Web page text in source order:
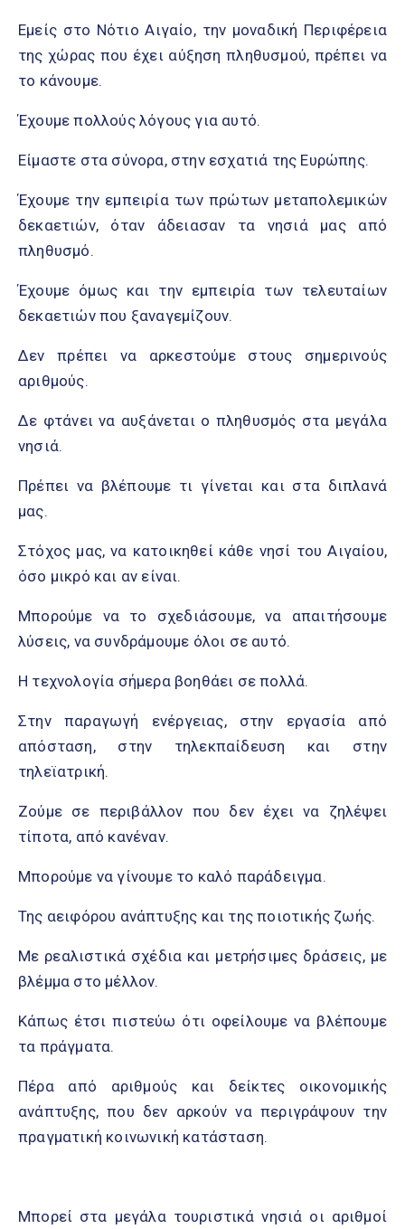
Εμείς στο Νότιο Αιγαίο, την μοναδική Περιφέρεια
της χώρας που έχει αύξηση πληθυσμού, πρέπει να
το κάνουμε.
Έχουμε πολλούς λόγους για αυτό.
Είμαστε στα σύνορα, στην εσχατιά της Ευρώπης.
Έχουμε την εμπειρία των πρώτων μεταπολεμικών
δεκαετιών, όταν άδειασαν τα νησιά μας από
πληθυσμό.
Έχουμε όμως και την εμπειρία των τελευταίων
δεκαετιών που ξαναγεμίζουν.
Δεν πρέπει να αρκεστούμε στους σημερινούς
αριθμούς.
Δε φτάνει να αυξάνεται ο πληθυσμός στα μεγάλα
νησιά.
Πρέπει να βλέπουμε τι γίνεται και στα διπλανά
μας.
Στόχος μας, να κατοικηθεί κάθε νησί του Αιγαίου,
όσο μικρό και αν είναι.
Μπορούμε να το σχεδιάσουμε, να απαιτήσουμε
λύσεις, να συνδράμουμε όλοι σε αυτό.
Η τεχνολογία σήμερα βοηθάει σε πολλά.
Στην παραγωγή ενέργειας, στην εργασία από
απόσταση, στην τηλεκπαίδευση και στην
τηλεϊατρική.
Ζούμε σε περιβάλλον που δεν έχει να ζηλέψει
τίποτα, από κανέναν.
Μπορούμε να γίνουμε το καλό παράδειγμα.
Της αειφόρου ανάπτυξης και της ποιοτικής ζωής.
Με ρεαλιστικά σχέδια και μετρήσιμες δράσεις, με
βλέμμα στο μέλλον.
Κάπως έτσι πιστεύω ότι οφείλουμε να βλέπουμε
τα πράγματα.
Πέρα από αριθμούς και δείκτες οικονομικής
ανάπτυξης, που δεν αρκούν να περιγράψουν την
πραγματική κοινωνική κατάσταση.
Μπορεί στα μεγάλα τουριστικά νησιά οι αριθμοί